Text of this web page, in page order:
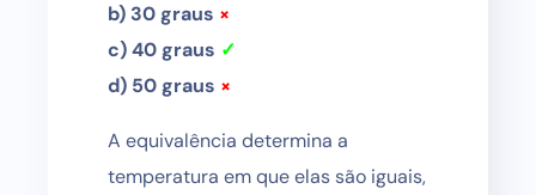
b) 30 graus ×
c) 40 graus ✓
d) 50 graus ×
A equivalência determina a
temperatura em que elas são iguais,